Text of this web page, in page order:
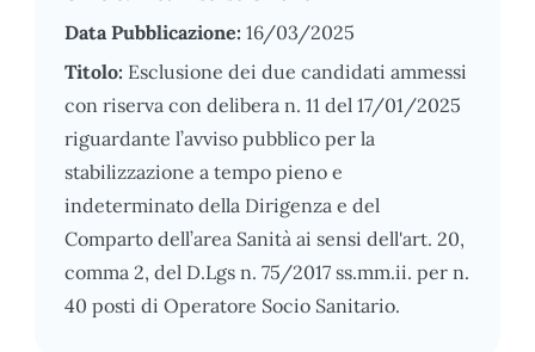
Data Pubblicazione: 16/03/2025
Titolo: Esclusione dei due candidati ammessi
con riserva con delibera n. 11 del 17/01/2025
riguardante l’avviso pubblico per la
stabilizzazione a tempo pieno e
indeterminato della Dirigenza e del
Comparto dell’area Sanità ai sensi dell'art. 20,
comma 2, del D.Lgs n. 75/2017 ss.mm.ii. per n.
40 posti di Operatore Socio Sanitario.